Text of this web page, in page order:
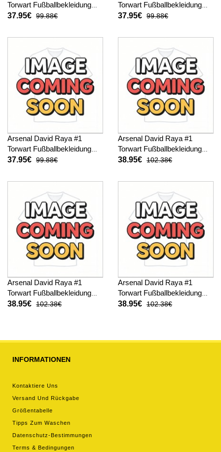
Torwart Fußballbekleidung
Heimtrikot 2025-26 Kurzarm
37.95€ 99.88€
Torwart Fußballbekleidung
Auswärtstrikot 2025-26
37.95€ 99.88€
Arsenal David Raya #1
Torwart Fußballbekleidung
3rd trikot 2025-26 Kurzarm
37.95€ 99.88€
Arsenal David Raya #1
Torwart Fußballbekleidung
Heimtrikot 2025-26 Langarm
38.95€ 102.38€
Arsenal David Raya #1
Torwart Fußballbekleidung
Auswärtstrikot 2025-26
38.95€ 102.38€
Arsenal David Raya #1
Torwart Fußballbekleidung
3rd trikot 2025-26 Langarm
38.95€ 102.38€
INFORMATIONEN
Kontaktiere Uns
Versand Und Rückgabe
Größentabelle
Tipps Zum Waschen
Datenschutz-Bestimmungen
Terms & Bedingungen